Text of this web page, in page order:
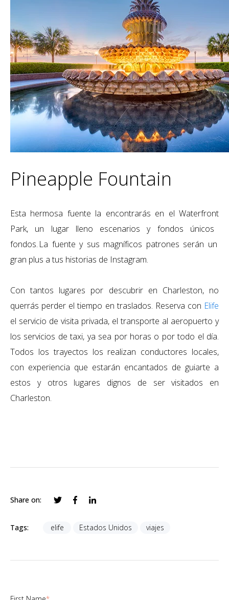
Pineapple Fountain
Esta hermosa fuente la encontrarás en el Waterfront
Park, un lugar lleno escenarios y fondos
únicos
fondos. La fuente y sus magníficos patrones serán un
gran plus a tus historias de Instagram.
Con tantos lugares por descubrir en Charleston, no
querrás perder el tiempo en traslados. Reserva con Elife
el servicio de visita privada, el transporte al aeropuerto y
los servicios de taxi, ya sea por horas o por todo el día.
Todos los trayectos los realizan conductores locales,
con experiencia que estarán encantados de guiarte a
estos y otros lugares dignos de ser visitados en
Charleston.
Share on:
Tags: elife Estados Unidos viajes